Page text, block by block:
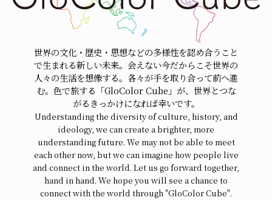
世界の文化・歴史・思想などの多様性を認め合うこと
で生まれる新しい未来。会えない今だからこそ世界の
人々の生活を想像する。各々が手を取り合って前へ進
む。色で旅する「GloColor Cube」が、世界とつな
がるきっかけになれば幸いです。
Understanding the diversity of culture, history, and
ideology, we can create a brighter, more
understanding future. We may not be able to meet
each other now, but we can imagine how people live
and connect in the world. Let us go forward together,
hand in hand. We hope you will see a chance to
connect with the world through "GloColor Cube".